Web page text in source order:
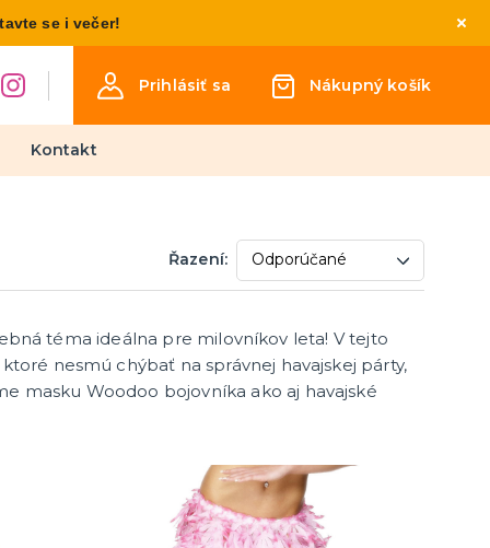
se i večer!
Prihlásiť sa Nákupný košík
Kontakt
Detské kostýmy
Kostýmy pre chlapcov
Kostýmy pre najmenších
Párty dekorácie a vychytávky
Balóniky, hélium, sviečky
Řazení:
téma ideálna pre milovníkov leta! V tejto
nesmú chýbať na správnej havajskej párty,
masku Woodoo bojovníka ako aj havajské